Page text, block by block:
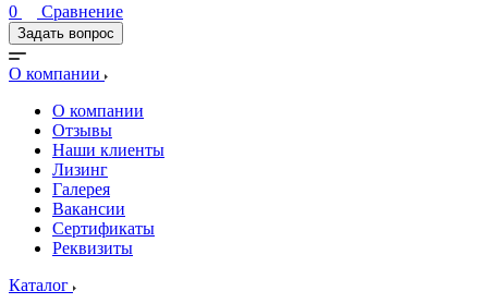
0 Сравнение
Задать вопрос
О компании
О компании
Отзывы
Наши клиенты
Лизинг
Галерея
Вакансии
Сертификаты
Реквизиты
Каталог